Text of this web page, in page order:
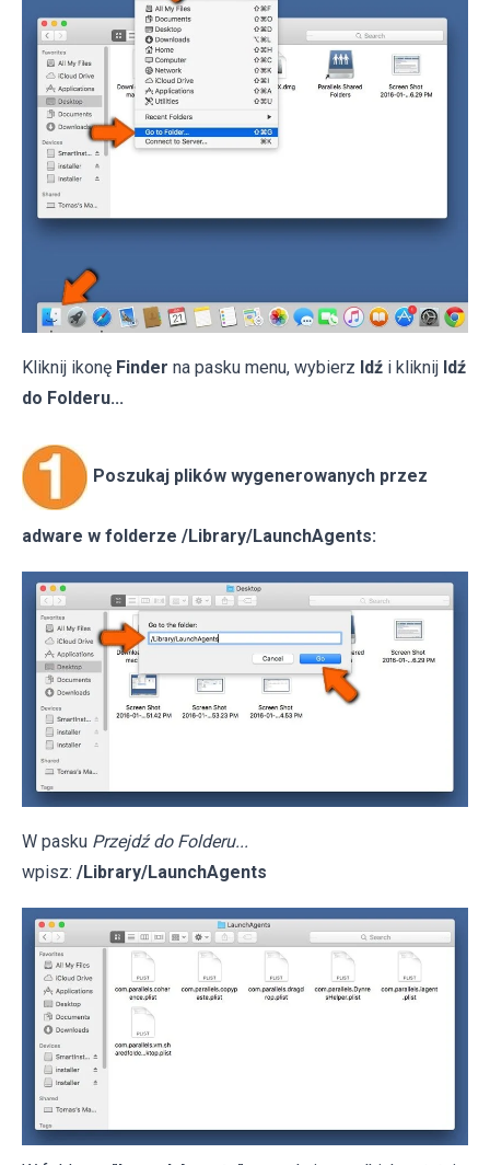
Kliknij ikonę Finder na pasku menu, wybierz Idź i kliknij Idź
do Folderu...
Poszukaj plików wygenerowanych przez
adware w folderze /Library/LaunchAgents:
W pasku Przejdź do Folderu...
wpisz: /Library/LaunchAgents